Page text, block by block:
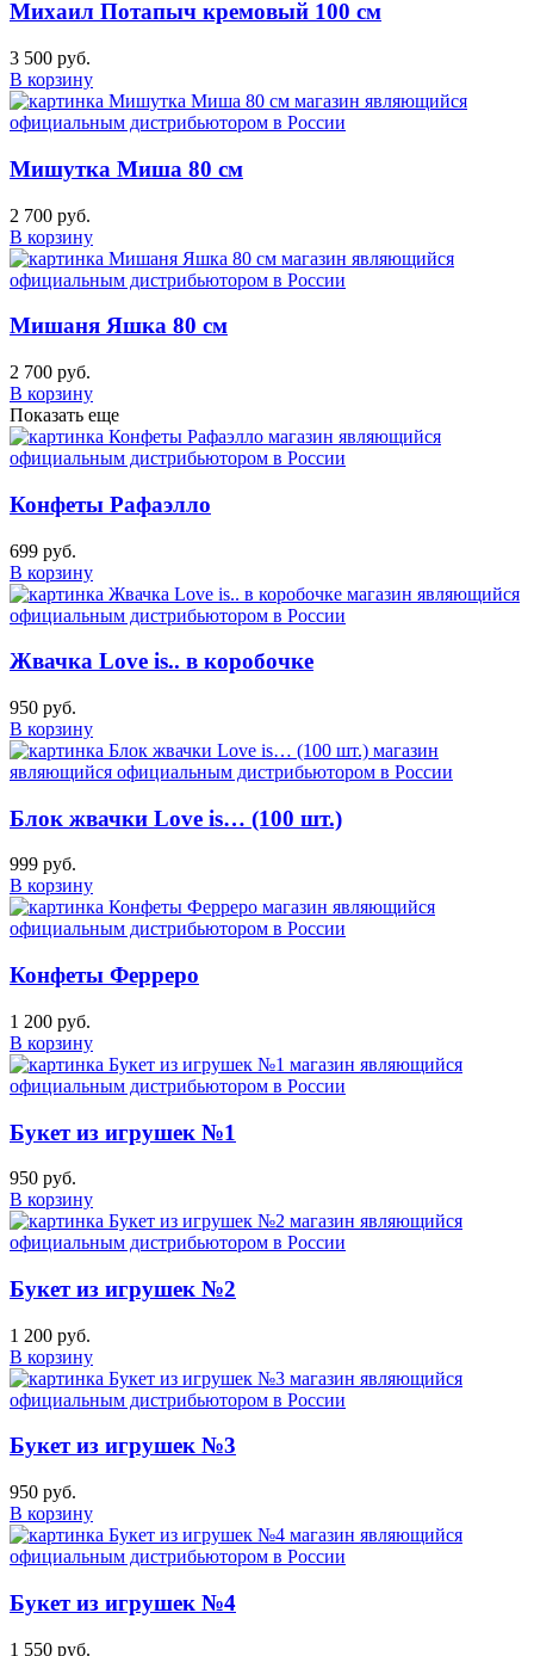
Михаил Потапыч кремовый 100 см
3 500 руб.
В корзину
Мишутка Миша 80 см
2 700 руб.
В корзину
Мишаня Яшка 80 см
2 700 руб.
В корзину
Показать еще
Конфеты Рафаэлло
699 руб.
В корзину
Жвачка Love is.. в коробочке
950 руб.
В корзину
Блок жвачки Love is… (100 шт.)
999 руб.
В корзину
Конфеты Ферреро
1 200 руб.
В корзину
Букет из игрушек №1
950 руб.
В корзину
Букет из игрушек №2
1 200 руб.
В корзину
Букет из игрушек №3
950 руб.
В корзину
Букет из игрушек №4
1 550 руб.